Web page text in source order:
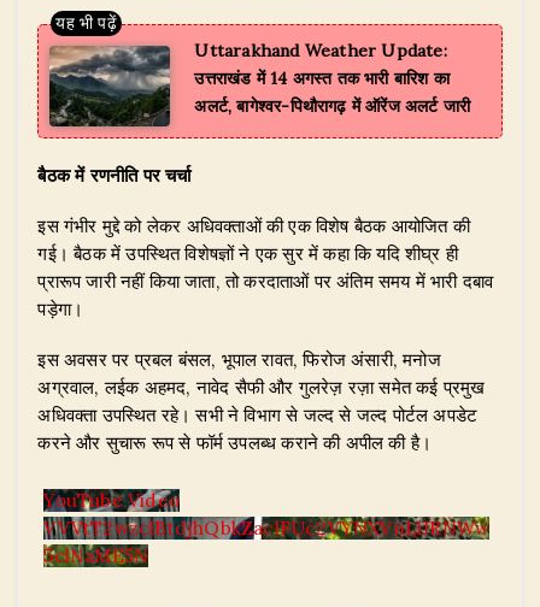
Uttarakhand Weather Update:
उत्तराखंड में 14 अगस्त तक भारी बारिश का
अलर्ट, बागेश्वर-पिथौरागढ़ में ऑरेंज अलर्ट जारी
बैठक में रणनीति पर चर्चा
इस गंभीर मुद्दे को लेकर अधिवक्ताओं की एक विशेष बैठक आयोजित की
गई। बैठक में उपस्थित विशेषज्ञों ने एक सुर में कहा कि यदि शीघ्र ही
प्रारूप जारी नहीं किया जाता, तो करदाताओं पर अंतिम समय में भारी दबाव
पड़ेगा।
​इस अवसर पर प्रबल बंसल, भूपाल रावत, फिरोज अंसारी, मनोज
अग्रवाल, लईक अहमद, नावेद सैफी और गुलरेज़ रज़ा समेत कई प्रमुख
अधिवक्ता उपस्थित रहे। सभी ने विभाग से जल्द से जल्द पोर्टल अपडेट
करने और सुचारू रूप से फॉर्म उपलब्ध कराने की अपील की है।
YouTube Video
VVVtT2wzclBtdjhQbkZaclFUc2VYNXVnLlJRNWw
5clNaME5N